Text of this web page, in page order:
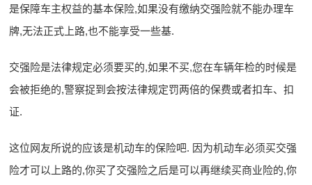
是保障车主权益的基本保险,如果没有缴纳交强险就不能办理车
牌,无法正式上路,也不能享受一些基.
交强险是法律规定必须要买的,如果不买,您在车辆年检的时候是
会被拒绝的,警察捉到会按法律规定罚两倍的保费或者扣车、扣
证.
这位网友所说的应该是机动车的保险吧. 因为机动车必须买交强
险才可以上路的,你买了交强险之后是可以再继续买商业险的,你